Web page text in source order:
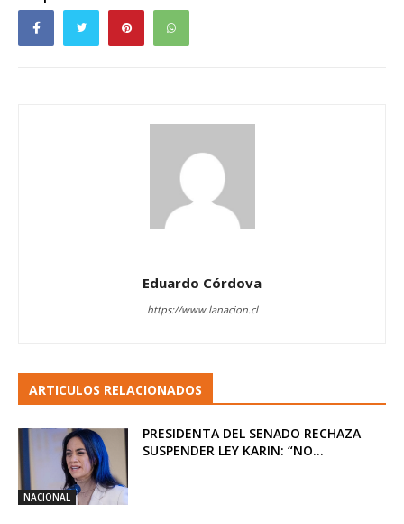
Eduardo Córdova
https://www.lanacion.cl
ARTICULOS RELACIONADOS
NACIONAL
PRESIDENTA DEL SENADO RECHAZA
SUSPENDER LEY KARIN: “NO...